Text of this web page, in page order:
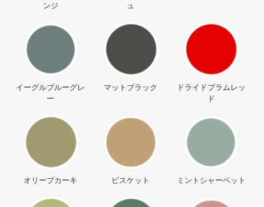
ンジ
ュ
イーグルブルーグレ
ー
マットブラック
ドライドプラムレッ
ド
オリーブカーキ ビスケット ミントシャーベット